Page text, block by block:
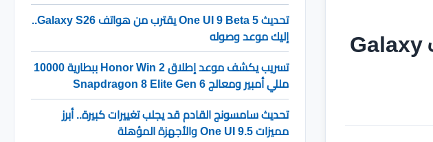
سامسونج تبدأ طرح تحديث One UI 8 Watch لساعات Galaxy
تحديث One UI 9 Beta 5 يقترب من هواتف Galaxy S26..
إليك موعد وصوله
تسريب يكشف موعد إطلاق Honor Win 2 ببطارية 10000
مللي أمبير ومعالج Snapdragon 8 Elite Gen 6
تحديث سامسونج القادم قد يجلب تغييرات كبيرة.. أبرز
مميزات One UI 9.5 والأجهزة المؤهلة